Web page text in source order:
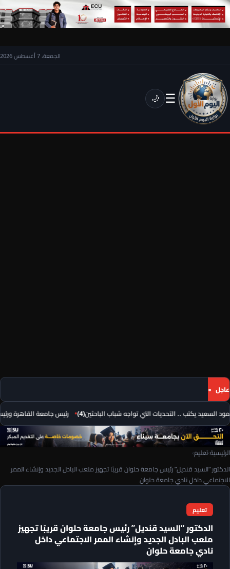
الجمعة، 7 أغسطس 2026
☰
🌙
عاجل
السعيد يكتب .. التحديات التي تواجه شباب الباحثين(4) رئيس جامعة القاهرة
الرئيسية›تعليم›
الدكتور “السيد قنديل” رئيس جامعة حلوان قريبًا تجهيز ملعب البادل الجديد وإنشاء الممر
الاجتماعي داخل نادي جامعة حلوان
تعليم
الدكتور “السيد قنديل” رئيس جامعة حلوان قريبًا تجهيز
ملعب البادل الجديد وإنشاء الممر الاجتماعي داخل
نادي جامعة حلوان